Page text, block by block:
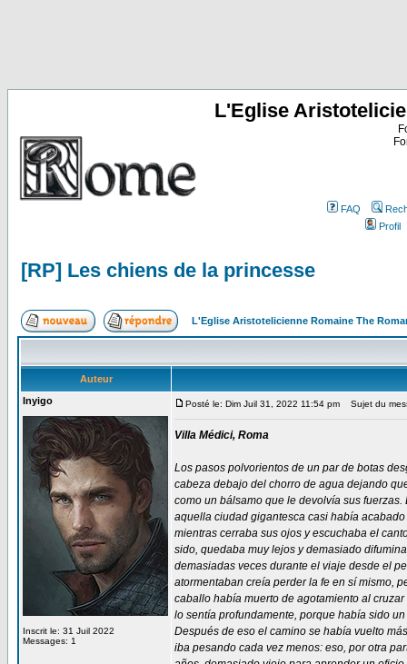
L'Eglise
FAQ
Profil
[RP] Les chiens de la princesse
L'Eglise Aristotelicienne Romaine The
Auteur
Inyigo
Inscrit le: 31 Juil 2022
Messages: 1
Posté le: Dim Juil 31, 2022 11:54 pm Sujet du
Villa Médici, Roma
Los pasos polvorientos de un par de botas
cabeza debajo del chorro de agua dejando
como un bálsamo que le devolvía sus
aquella ciudad gigantesca casi había
mientras cerraba sus ojos y escuchaba el
sido, quedaba muy lejos y demasiado
demasiadas veces durante el viaje desde el
atormentaban creía perder la fe en sí mismo,
caballo había muerto de agotamiento al
lo sentía profundamente, porque había sido
Después de eso el camino se había vuelto
iba pesando cada vez menos: eso, por otra